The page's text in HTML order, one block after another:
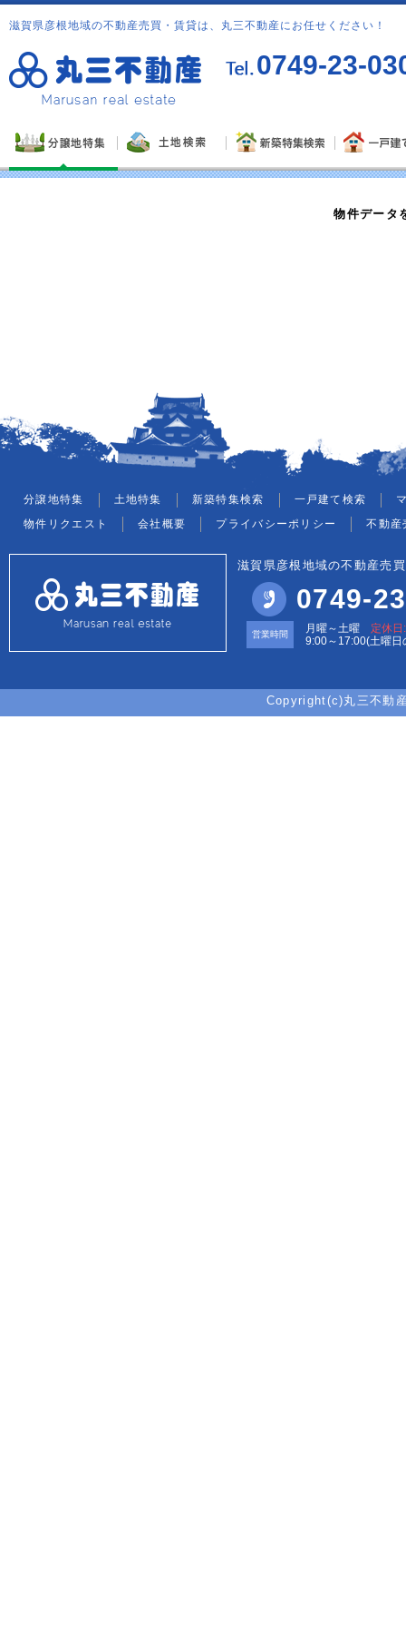
滋賀県彦根地域の不動産売買・賃貸は、丸三不動産にお任せください！
0749-23-
物件データ
分譲地特集 土地特集 新築特集検索 一戸建て検索
物件リクエスト
会社概要 プライバシーポリシー 不動産
滋賀県彦根地域の不動産売
0749-
営業時間 月曜～土曜 定休
9:00～17:00(土曜日
Copyright(c)丸三不動